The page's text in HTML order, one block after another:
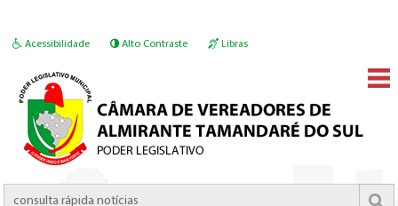
Acessibilidade Alto Contraste Libras